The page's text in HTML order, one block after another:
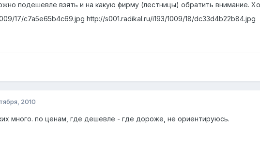
подешевле взять и на какую фирму (лестницы) обратить внимание.
17/c7a5e65b4c69.jpg http://s001.radikal.ru/i193/1009/18/dc33d4b22b84.jpg
2010
много. по ценам, где дешевле - где дороже, не ориентируюсь.